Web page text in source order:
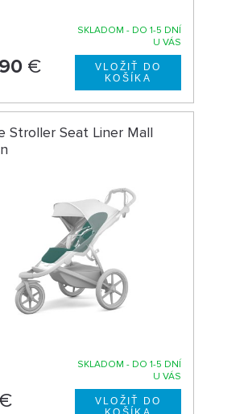
SKLADOM - DO 1-5 DNÍ
U VÁS
€
Stroller Seat Liner Mall
SKLADOM - DO 1-5 DNÍ
U VÁS
€